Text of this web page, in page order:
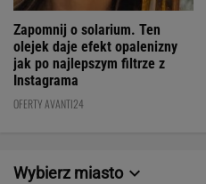
Zapomnij o solarium. Ten
olejek daje efekt opalenizny
jak po najlepszym filtrze z
Instagrama
OFERTY AVANTI24
Wybierz miasto